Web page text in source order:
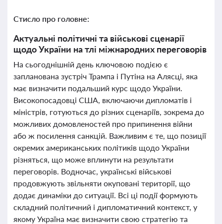
Стисло про головне:
Актуальні політичні та військові сценарії
щодо України на тлі міжнародних переговорів
На сьогоднішній день ключовою подією є
запланована зустріч Трампа і Путіна на Алясці, яка
має визначити подальший курс щодо України.
Високопосадовці США, включаючи дипломатів і
міністрів, готуються до різних сценаріїв, зокрема до
можливих домовленостей про припинення війни
або ж посилення санкцій. Важливим є те, що позиції
окремих американських політиків щодо України
різняться, що може вплинути на результати
переговорів. Водночас, українські військові
продовжують звільняти окуповані території, що
додає динаміки до ситуації. Всі ці події формують
складний політичний і дипломатичний контекст, у
якому Україна має визначити свою стратегію та